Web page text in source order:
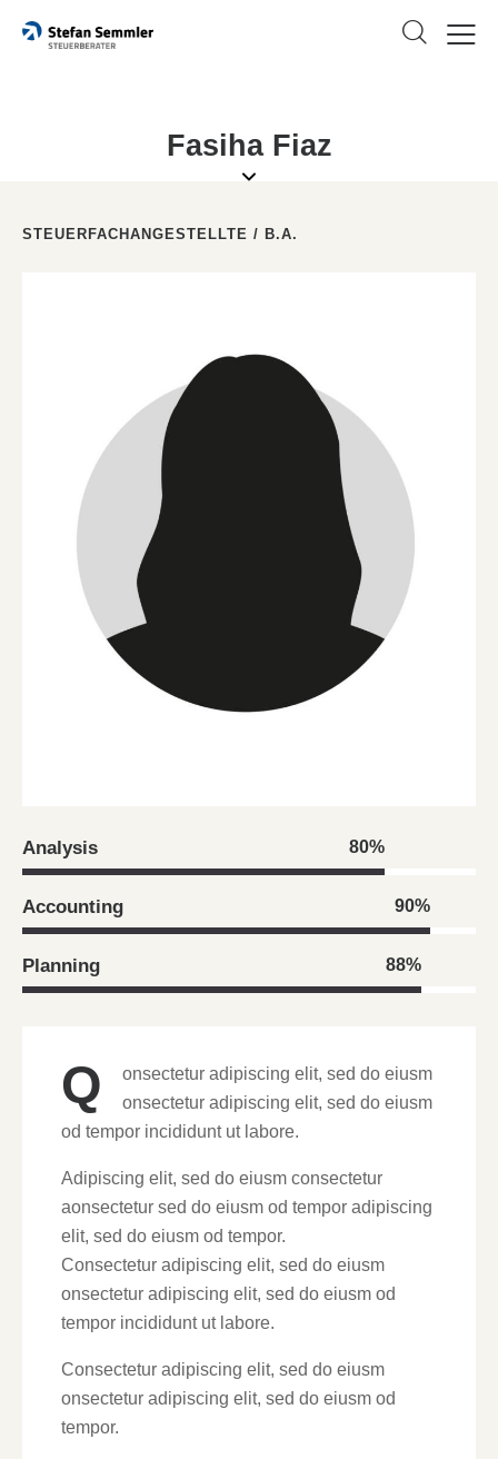
Fasiha Fiaz
STEUERFACHANGESTELLTE / B.A.
Analysis 80%
Accounting 90%
Planning 88%
Q
onsectetur adipiscing elit, sed do eiusm
onsectetur adipiscing elit, sed do eiusm
od tempor incididunt ut labore.
Adipiscing elit, sed do eiusm consectetur
aonsectetur sed do eiusm od tempor adipiscing
elit, sed do eiusm od tempor.
Consectetur adipiscing elit, sed do eiusm
onsectetur adipiscing elit, sed do eiusm od
tempor incididunt ut labore.
Consectetur adipiscing elit, sed do eiusm
onsectetur adipiscing elit, sed do eiusm od
tempor.